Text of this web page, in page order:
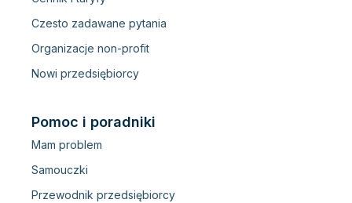
Czesto zadawane pytania
Organizacje non-profit
Nowi przedsiębiorcy
Pomoc i poradniki
Mam problem
Samouczki
Przewodnik przedsiębiorcy